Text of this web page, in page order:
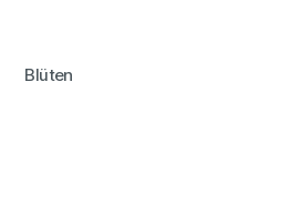
Blüten